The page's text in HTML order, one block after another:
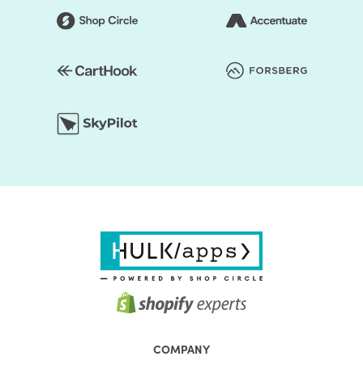
More profound relationships with clients and better
COMPANY